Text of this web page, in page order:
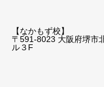
【なかもず校】
〒591-8023 大阪府堺
ル３F